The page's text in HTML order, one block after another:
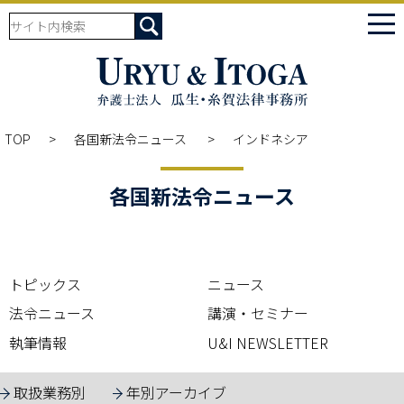
TOP 各国新法令ニュース インドネシア
各国新法令ニュース
トピックス
ニュース
法令ニュース
講演・セミナー
執筆情報
U&I NEWSLETTER
取扱業務別 年別アーカイブ